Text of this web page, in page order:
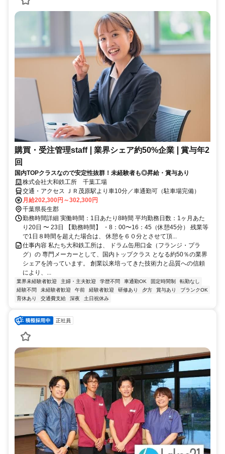
購買・受注管理staff❘業界シェア約50%企業❘賞与年2
回
国内TOPクラスなので安定性抜群！未経験者も◎昇給・賞与あり
株式会社大和鉄工所 千葉工場
交通・アクセス ＪＲ茂原駅より車10分／車通勤可（駐車場完備）
月給202,300円～302,300円
千葉県長生郡
勤務時間詳細 実働時間：1日あたり8時間 平均勤務日数：1ヶ月あた
り20日 〜 23日 【勤務時間】 ・8：00〜16：45（休憩45分） 残業等
で1日８時間を超えた場合は、 休憩を６０分とさせて頂...
仕事内容 私たち大和鉄工所は、 ドラム缶用口金（フランジ・プラ
グ）の 専門メーカーとして、国内トップクラス となる約50％の業界
シェアを誇っています。 創業以来培ってきた技術力と品質への信頼
により、...
業界未経験者歓迎 主婦・主夫歓迎 学歴不問 車通勤OK 固定時間制
転勤なし
経験不問
未経験者歓迎 午前 経験者歓迎 研修あり 夕方 賞与あり
ブランクOK
育休あり
交通費支給 深夜 土日祝休み
正社員